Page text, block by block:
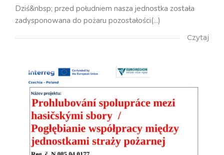
Dziś&nbsp; przed południem nasza jednostka została
zadysponowana do pożaru pozostałości(...)
Czytaj